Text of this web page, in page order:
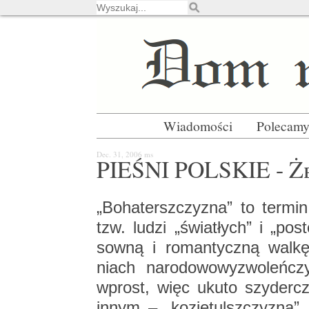
Wiadomości Polecamy
Dec. 31, 2006 ms
PIE­ŚNI POL­SKIE -
„Bo­ha­tersz­czy­zna” to
tzw. ludzi „świa­tłych” i
sow­ną i ro­man­tycz­ną
niach
wprost, więc ukuto